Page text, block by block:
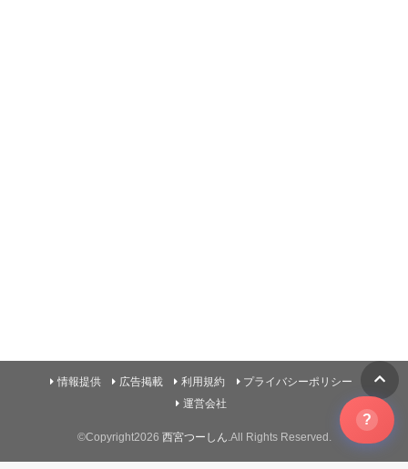
情報提供 広告掲載 利用規約
プライバシーポリシー
運営会社
©Copyright2026 西宮つーしん .All Rights Reserved.
?